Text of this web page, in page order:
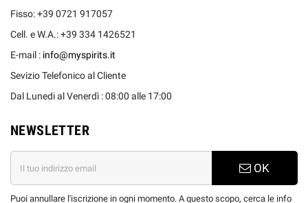
Fisso: +39 0721 917057
Cell. e W.A.: +39 334 1426521
E-mail : info@myspirits.it
Sevizio Telefonico al Cliente
Dal Lunedi al Venerdì : 08:00 alle 17:00
NEWSLETTER
OK
Puoi annullare l'iscrizione in ogni momento. A questo scopo, cerca le info